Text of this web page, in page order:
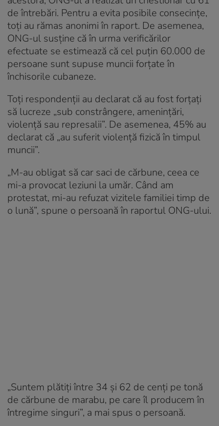
de întrebări. Pentru a evita posibile consecințe,
toți au rămas anonimi în raport. De asemenea,
ONG-ul susține că în urma verificărilor
efectuate se estimează că cel puțin 60.000 de
persoane sunt supuse muncii forțate în
închisorile cubaneze.
Toți respondenții au declarat că au fost forțați
să lucreze „sub constrângere, amenințări,
violență sau represalii”. De asemenea, 45% au
declarat că „au suferit violență fizică în timpul
muncii”.
„M-au obligat să car saci de cărbune, ceea ce
mi-a provocat leziuni la umăr. Când am
protestat, mi-au refuzat vizitele familiei timp de
o lună”, spune o persoană în raportul ONG-ului.
„Suntem plătiți între 34 și 62 de cenți pe tonă
de cărbune de marabu, pe care îl producem în
întregime singuri”, a mai spus o persoană.